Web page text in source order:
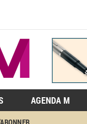
AGENDA M